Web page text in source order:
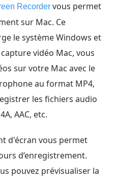
Recorder vous permet
sur Mac. Ce
le système Windows et
vidéo Mac, vous
sur votre Mac avec le
au format MP4,
les fichiers audio
AAC, etc.
d'écran vous permet
d’enregistrement.
pouvez prévisualiser la